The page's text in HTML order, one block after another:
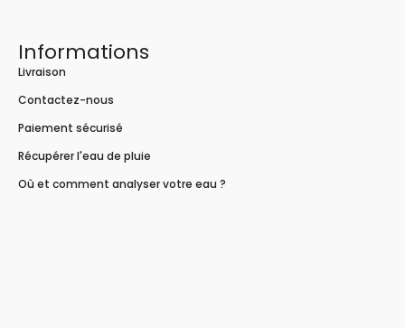
Informations
Livraison
Contactez-nous
Paiement sécurisé
Récupérer l'eau de pluie
Où et comment analyser votre eau ?